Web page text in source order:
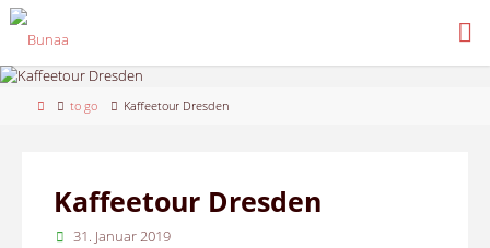
Skip
to
Hometo go Kaffeetour Dresden
Kaffeetour Dresden
31. Januar 2019